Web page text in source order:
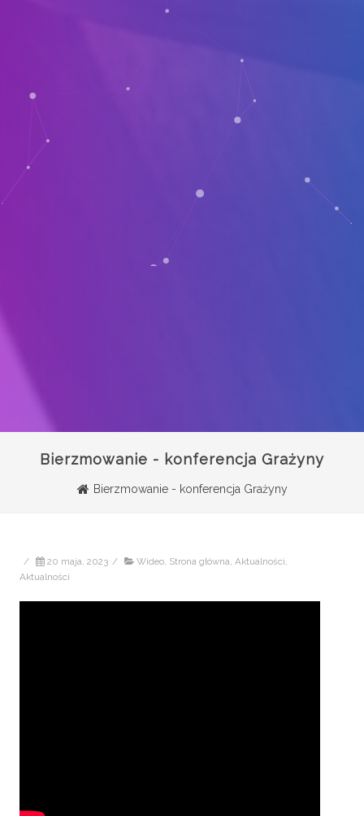
Bierzmowanie - konferencja Grażyny
Bierzmowanie - konferencja Grażyny
/ 20 maja, 2023 / Wideo, Strona główna, Aktualności,
Aktualności